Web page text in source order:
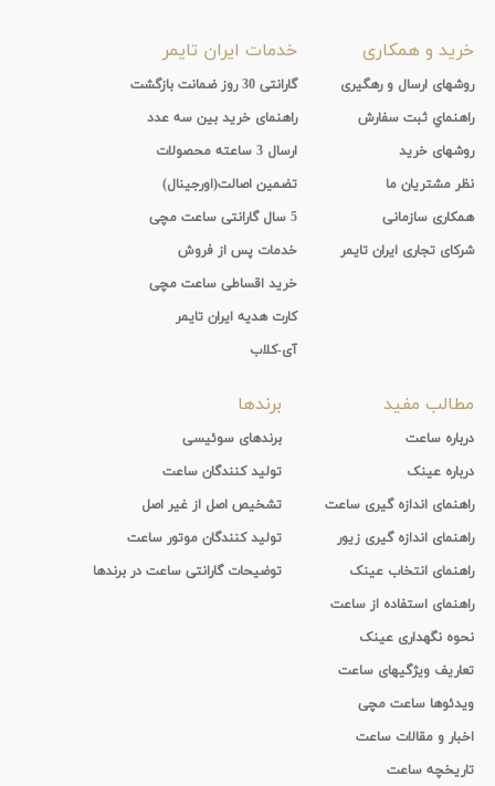
خرید و همکاری
روشهای ارسال و رهگیری
راهنماي ثبت سفارش
روشهای خرید
نظر مشتریان ما
همکاری سازمانی
شرکای تجاری ایران تایمر
خدمات ایران تایمر
گارانتی 30 روز ضمانت بازگشت
راهنمای خرید بین سه عدد
ارسال 3 ساعته محصولات
تضمین اصالت(اورجینال)
5 سال گارانتی ساعت مچی
خدمات پس از فروش
خرید اقساطی ساعت مچی
کارت هدیه ایران تایمر
آی-کلاب
مطالب مفید
درباره ساعت
درباره عینک
راهنمای اندازه گیری ساعت
راهنمای اندازه گیری زیور
راهنمای انتخاب عینک
راهنمای استفاده از ساعت
نحوه نگهداری عینک
تعاریف ویژگیهای ساعت
ویدئوها ساعت مچی
اخبار و مقالات ساعت
تاریخچه ساعت
برندها
برندهای سوئیسی
تولید کنندگان ساعت
تشخیص اصل از غیر اصل
تولید کنندگان موتور ساعت
توضیحات گارانتی ساعت در برندها